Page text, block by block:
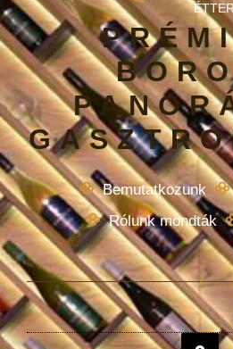
Bemutatkozunk
Rólunk mondták